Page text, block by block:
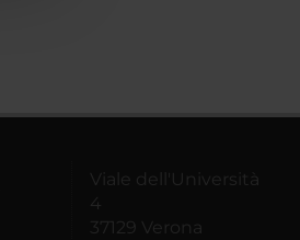
Viale dell'Università
4
37129 Verona